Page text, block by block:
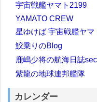
宇宙戦艦ヤマト2199
YAMATO CREW
星ゆけば 宇宙戦艦ヤマ
鮫乗りのBlog
鹿嶋少将の航海日誌
紫龍の地球連邦艦隊
カレンダー